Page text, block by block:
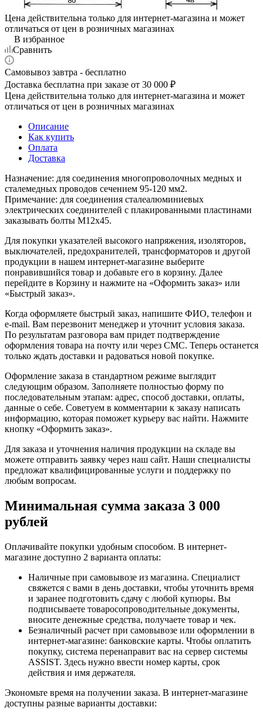
Цена действительна только для интернет-магазина и может
отличаться от цен в розничных магазинах
В избранное
Сравнить
Самовывоз завтра - бесплатно
Доставка бесплатна при заказе от 30 000 ₽
Цена действительна только для интернет-магазина и может
отличаться от цен в розничных магазинах
Описание
Как купить
Оплата
Доставка
Назначение: для соединения многопроволочных медных и
сталемедных проводов сечением 95-120 мм2.
Примечание: для соединения сталеалюминиевых
электрических соединителей с плакированными пластинами
заказывать болты М12х45.
Для покупки указателей высокого напряжения, изоляторов,
выключателей, предохранителей, трансформаторов и другой
продукции в нашем интернет-магазине выберите
понравившийся товар и добавьте его в корзину. Далее
перейдите в Корзину и нажмите на «Оформить заказ» или
«Быстрый заказ».
Когда оформляете быстрый заказ, напишите ФИО, телефон и
e-mail. Вам перезвонит менеджер и уточнит условия заказа.
По результатам разговора вам придет подтверждение
оформления товара на почту или через СМС. Теперь останется
только ждать доставки и радоваться новой покупке.
Оформление заказа в стандартном режиме выглядит
следующим образом. Заполняете полностью форму по
последовательным этапам: адрес, способ доставки, оплаты,
данные о себе. Советуем в комментарии к заказу написать
информацию, которая поможет курьеру вас найти. Нажмите
кнопку «Оформить заказ».
Для заказа и уточнения наличия продукции на складе вы
можете отправить заявку через наш сайт. Наши специалисты
предложат квалифицированные услуги и поддержку по
любым вопросам.
Минимальная сумма заказа 3 000
рублей
Оплачивайте покупки удобным способом. В интернет-
магазине доступно 2 варианта оплаты:
Наличные при самовывозе из магазина. Специалист
свяжется с вами в день доставки, чтобы уточнить время
и заранее подготовить сдачу с любой купюры. Вы
подписываете товаросопроводительные документы,
вносите денежные средства, получаете товар и чек.
Безналичный расчет при самовывозе или оформлении в
интернет-магазине: банковские карты. Чтобы оплатить
покупку, система перенаправит вас на сервер системы
ASSIST. Здесь нужно ввести номер карты, срок
действия и имя держателя.
Экономьте время на получении заказа. В интернет-магазине
доступны разные варианты доставки: